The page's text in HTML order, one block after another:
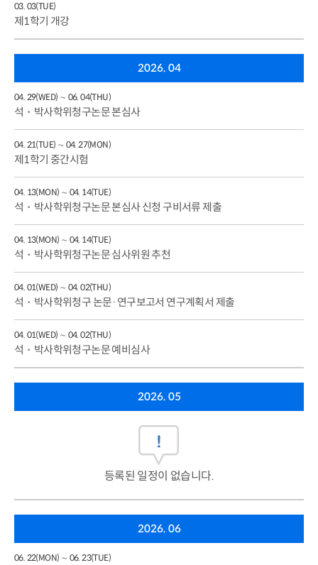
03. 03(TUE)
제1학기 개강
2026. 04
04. 29(WED) ∼ 06. 04(THU)
석・박사학위청구논문 본심사
04. 21(TUE) ∼ 04. 27(MON)
제1학기 중간시험
04. 13(MON) ∼ 04. 14(TUE)
석・박사학위청구논문 본심사 신청 구비서류 제출
04. 13(MON) ∼ 04. 14(TUE)
석・박사학위청구논문 심사위원 추천
04. 01(WED) ∼ 04. 02(THU)
석・박사학위청구 논문·연구보고서 연구계획서 제출
04. 01(WED) ∼ 04. 02(THU)
석・박사학위청구논문 예비심사
2026. 05
등록된 일정이 없습니다.
2026. 06
06. 22(MON) ∼ 06. 23(TUE)